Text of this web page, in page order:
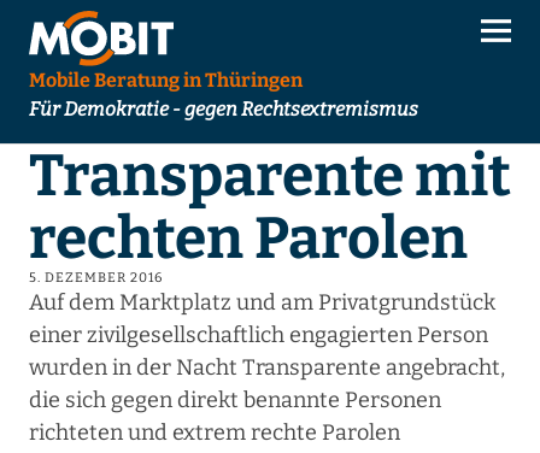
Mobile Beratung in Thüringen
Für Demokratie - gegen Rechtsextremismus
Transparente mit
rechten Parolen
5. DEZEMBER 2016
Auf dem Marktplatz und am Privatgrundstück
einer zivilgesellschaftlich engagierten Person
wurden in der Nacht Transparente angebracht,
die sich gegen direkt benannte Personen
richteten und extrem rechte Parolen